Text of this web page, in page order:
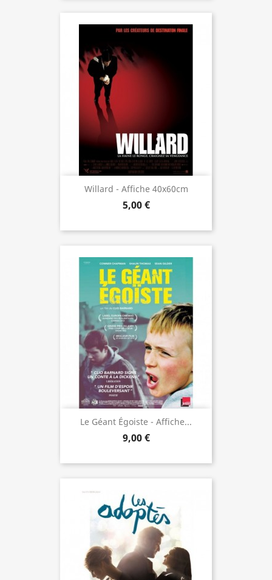
Willard - Affiche 40x60cm
5,00 €
Le Géant Égoiste - Affiche...
9,00 €